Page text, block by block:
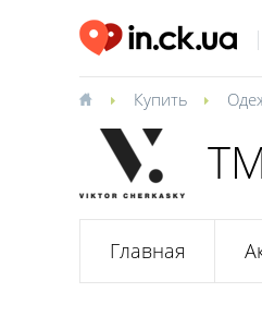
Купить
Главная